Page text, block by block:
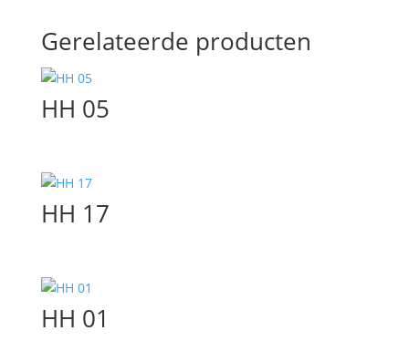
Gerelateerde producten
HH 05
HH 17
HH 01